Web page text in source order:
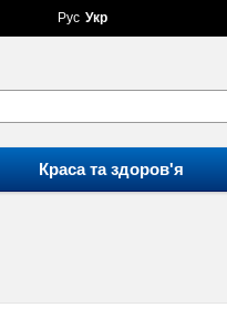
Рус Укр
Краса та здоров'я